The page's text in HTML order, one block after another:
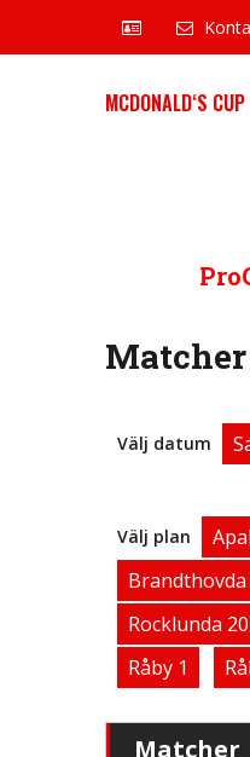
MCDONALD‘S
Välj datum
Välj plan
Brandthovda
Rocklunda 20
Råby 1
Matcher